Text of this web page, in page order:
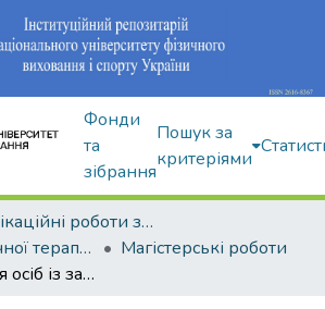
Фонди
та
зібрання
Пошук за
критеріями
Кваліфікаційні роботи здобувачів вищої освіти
Кафедра фізичної терапії та ерготерапії
Магістерські роботи
Фізична терапія осіб із забоями головного мозку внаслідок черепно-мозкової травми